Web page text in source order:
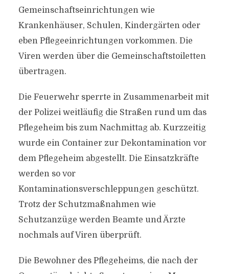
Gemeinschaftseinrichtungen wie
Krankenhäuser, Schulen, Kindergärten oder
eben Pflegeeinrichtungen vorkommen. Die
Viren werden über die Gemeinschaftstoiletten
übertragen.
Die Feuerwehr sperrte in Zusammenarbeit mit
der Polizei weitläufig die Straßen rund um das
Pflegeheim bis zum Nachmittag ab. Kurzzeitig
wurde ein Container zur Dekontamination vor
dem Pflegeheim abgestellt. Die Einsatzkräfte
werden so vor
Kontaminationsverschleppungen geschützt.
Trotz der Schutzmaßnahmen wie
Schutzanzüge werden Beamte und Ärzte
nochmals auf Viren überprüft.
Die Bewohner des Pflegeheims, die nach der